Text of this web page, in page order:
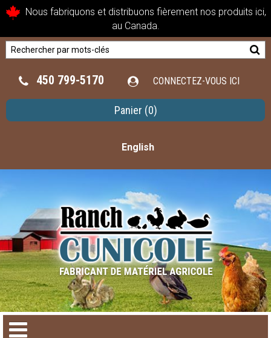
Nous fabriquons et distribuons fièrement nos produits ici,
au Canada.
450 799-5170 CONNECTEZ-VOUS ICI
Panier (0)
English